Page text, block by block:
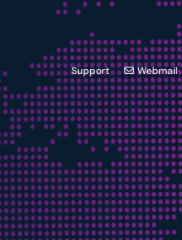
Support Webmail